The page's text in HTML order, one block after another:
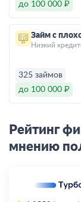
до 100 000 ₽
Займ с
Низкий
325 займов
до 100 000 ₽
Рейтинг
мнению